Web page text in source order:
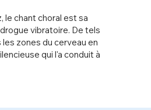
le chant choral est sa
vibratoire. De tels
zones du cerveau en
qui l'a conduit à